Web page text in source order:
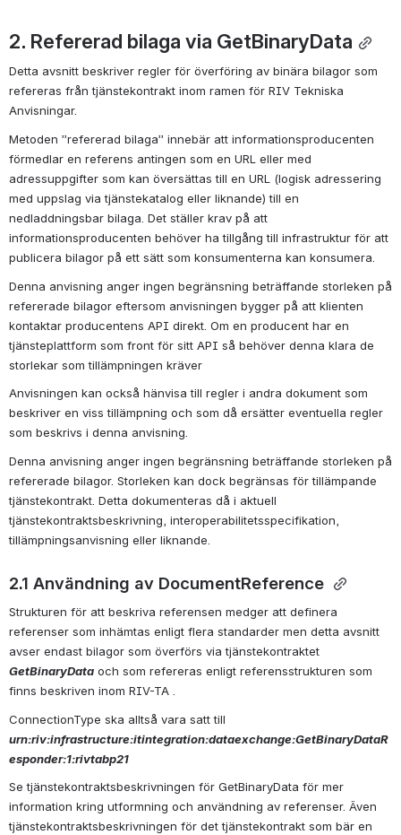
2. Refererad bilaga via GetBinaryData
Detta avsnitt beskriver regler för överföring av binära bilagor som
refereras från tjänstekontrakt inom ramen för RIV Tekniska
Anvisningar.
Metoden ”refererad bilaga” innebär att informationsproducenten
förmedlar en referens antingen som en URL eller med
adressuppgifter som kan översättas till en URL (logisk adressering
med uppslag via tjänstekatalog eller liknande) till en
nedladdningsbar bilaga. Det ställer krav på att
informationsproducenten behöver ha tillgång till infrastruktur för att
publicera bilagor på ett sätt som konsumenterna kan konsumera.
Denna anvisning anger ingen begränsning beträffande storleken på
refererade bilagor eftersom anvisningen bygger på att klienten
kontaktar producentens API direkt. Om en producent har en
tjänsteplattform som front för sitt API så behöver denna klara de
storlekar som tillämpningen kräver
Anvisningen kan också hänvisa till regler i andra dokument som
beskriver en viss tillämpning och som då ersätter eventuella regler
som beskrivs i denna anvisning.
Denna anvisning anger ingen begränsning beträffande storleken på
refererade bilagor. Storleken kan dock begränsas för tillämpande
tjänstekontrakt. Detta dokumenteras då i aktuell
tjänstekontraktsbeskrivning, interoperabilitetsspecifikation,
tillämpningsanvisning eller liknande.
2.1 Användning av DocumentReference
Strukturen för att beskriva referensen medger att definera
referenser som inhämtas enligt flera standarder men detta avsnitt
GetBinaryData och som refereras enligt referensstrukturen som
finns beskriven inom RIV-TA .
urn:riv:infrastructure:itintegration:dataexchange:GetBinaryDataR
esponder:1:rivtabp21
Se tjänstekontraktsbeskrivningen för GetBinaryData för mer
information kring utformning och användning av referenser. Även
tjänstekontraktsbeskrivningen för det tjänstekontrakt som bär en